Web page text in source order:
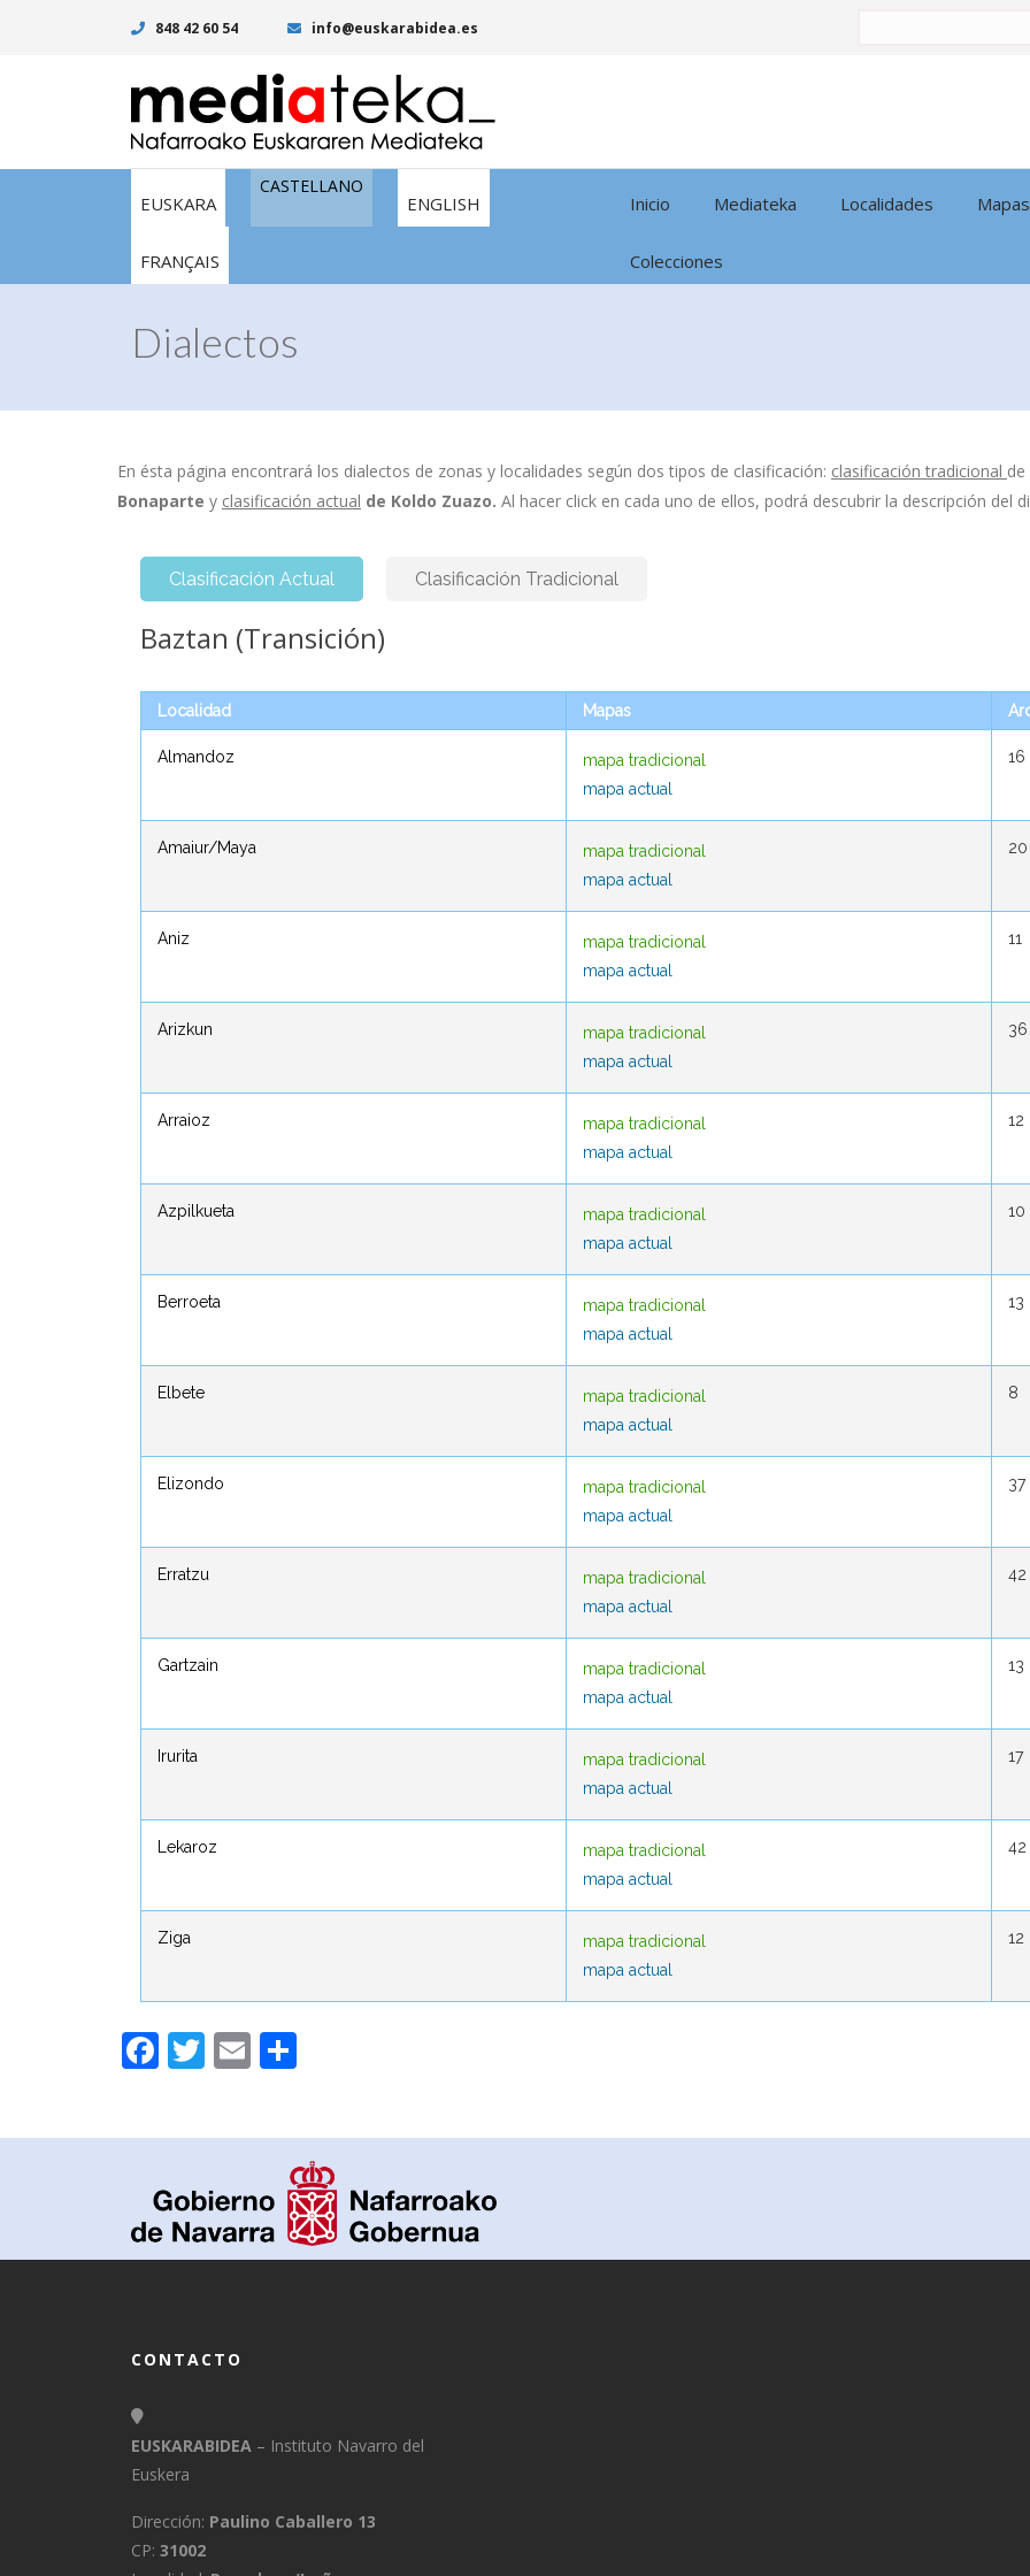
848 42 60 54 info@euskarabidea.es
EUSKARA
CASTELLANO
ENGLISH
FRANÇAIS
Inicio Mediateka Localidades Mapas
Colecciones
Dialectos
En ésta página encontrará los dialectos de zonas y localidades según dos tipos de clasificación: clasificación tradicional de
Bonaparte y clasificación actual de Koldo Zuazo. Al hacer click en cada uno de ellos, podrá descubrir la descripción del
Clasificación Actual Clasificación Tradicional
Baztan (transición)
Localidad Mapas
Almandoz
mapa tradicional
mapa actual
16
Amaiur/Maya
mapa tradicional
mapa actual
20
Aniz
mapa tradicional
mapa actual
11
Arizkun
mapa tradicional
mapa actual
36
Arraioz
mapa tradicional
mapa actual
12
Azpilkueta
mapa tradicional
mapa actual
10
Berroeta
mapa tradicional
mapa actual
13
Elbete
mapa tradicional
mapa actual
8
Elizondo
mapa tradicional
mapa actual
37
Erratzu
mapa tradicional
mapa actual
42
Gartzain
mapa tradicional
mapa actual
13
Irurita
mapa tradicional
mapa actual
17
Lekaroz
mapa tradicional
mapa actual
42
Ziga
mapa tradicional
mapa actual
12
Baztan (transición)
Localidad Mapas
Almandoz
mapa tradicional
mapa actual
16
Amaiur/Maya
mapa tradicional
mapa actual
20
Aniz
mapa tradicional
mapa actual
11
Arizkun
mapa tradicional
mapa actual
36
Arraioz
mapa tradicional
mapa actual
12
Azpilkueta
mapa tradicional
mapa actual
10
Berroeta
mapa tradicional
mapa actual
13
Elbete
mapa tradicional
mapa actual
8
Elizondo
mapa tradicional
mapa actual
37
Erratzu
mapa tradicional
mapa actual
42
Gartzain
mapa tradicional
mapa actual
13
Irurita
mapa tradicional
mapa actual
17
Lekaroz
mapa tradicional
mapa actual
42
Ziga
mapa tradicional
mapa actual
12
Facebook
Twitter
Email
CONTACTO
EUSKARABIDEA – Instituto Navarro del
Euskera
Dirección: Paulino Caballero 13
CP: 31002